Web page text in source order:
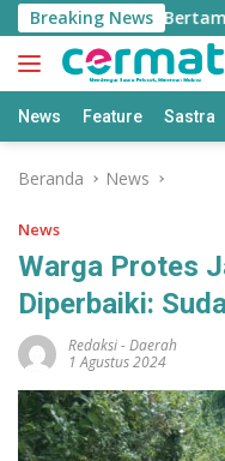
Langsung
ke
konten
Breaking News
Utara Bertambah
News Feature Sastra
Beranda News
News
Warga Protes
Diperbaiki:
Redaksi-Daerah
1 Agustus 2024